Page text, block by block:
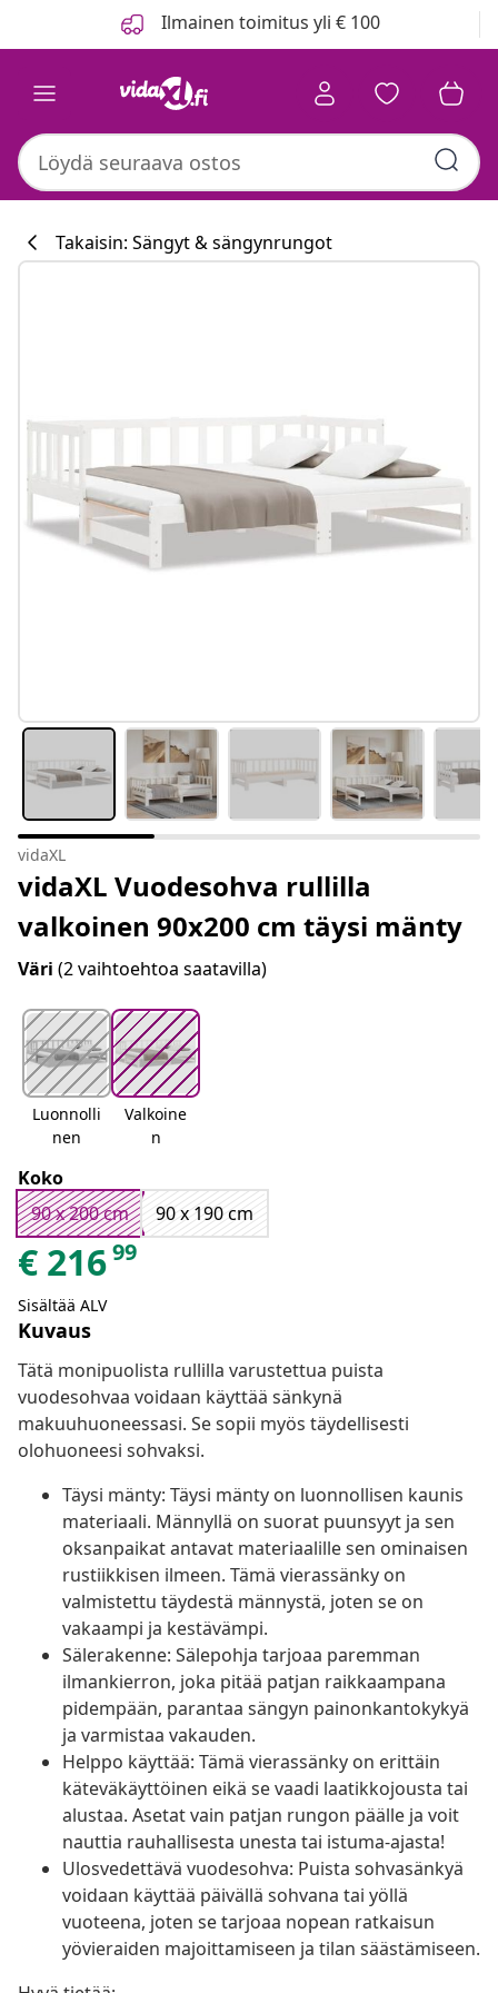
Ilmainen toimitus yli € 100
#sharemevidaxl
Takaisin: Sängyt & sängynrungot
vidaXL
vidaXL Vuodesohva rullilla
valkoinen 90x200 cm täysi mänty
Väri (2 vaihtoehtoa saatavilla)
Luonnolli
nen
Valkoine
n
Koko
90 x 200 cm
90 x 190 cm
€ 21699
Sisältää ALV
Kuvaus
Tätä monipuolista rullilla varustettua puista
vuodesohvaa voidaan käyttää sänkynä
makuuhuoneessasi. Se sopii myös täydellisesti
olohuoneesi sohvaksi.
Täysi mänty: Täysi mänty on luonnollisen kaunis
materiaali. Männyllä on suorat puunsyyt ja sen
oksanpaikat antavat materiaalille sen ominaisen
rustiikkisen ilmeen. Tämä vierassänky on
valmistettu täydestä männystä, joten se on
vakaampi ja kestävämpi.
Sälerakenne: Sälepohja tarjoaa paremman
ilmankierron, joka pitää patjan raikkaampana
pidempään, parantaa sängyn painonkantokykyä
ja varmistaa vakauden.
Helppo käyttää: Tämä vierassänky on erittäin
käteväkäyttöinen eikä se vaadi laatikkojousta tai
alustaa. Asetat vain patjan rungon päälle ja voit
nauttia rauhallisesta unesta tai istuma-ajasta!
Ulosvedettävä vuodesohva: Puista sohvasänkyä
voidaan käyttää päivällä sohvana tai yöllä
vuoteena, joten se tarjoaa nopean ratkaisun
yövieraiden majoittamiseen ja tilan säästämiseen.